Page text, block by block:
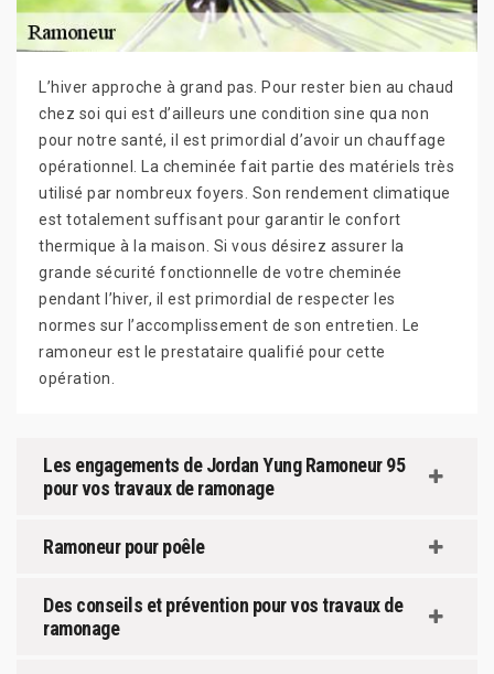
L’hiver approche à grand pas. Pour rester bien au chaud
chez soi qui est d’ailleurs une condition sine qua non
pour notre santé, il est primordial d’avoir un chauffage
opérationnel. La cheminée fait partie des matériels très
utilisé par nombreux foyers. Son rendement climatique
est totalement suffisant pour garantir le confort
thermique à la maison. Si vous désirez assurer la
grande sécurité fonctionnelle de votre cheminée
pendant l’hiver, il est primordial de respecter les
normes sur l’accomplissement de son entretien. Le
ramoneur est le prestataire qualifié pour cette
opération.
Les engagements de Jordan Yung Ramoneur 95
pour vos travaux de ramonage
Ramoneur pour poêle
Des conseils et prévention pour vos travaux de
ramonage